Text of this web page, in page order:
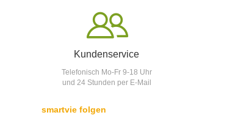
Kundenservice
Telefonisch Mo-Fr 9-18 Uhr
und 24 Stunden per E-Mail
smartvie folgen